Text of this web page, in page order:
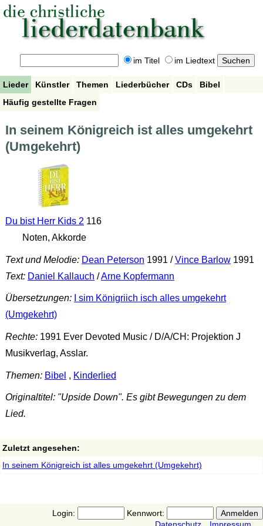
im Titel im Liedtext
Lieder Künstler Themen Liederbücher CDs
Bibel
Häufig gestellte Fragen
In seinem Königreich ist alles umgekehrt
(Umgekehrt)
Du bist Herr Kids 2 116
Noten, Akkorde
Text und Melodie: Dean Peterson 1991 /Vince Barlow1991
Text: Daniel Kallauch /Arne Kopfermann
Übersetzungen:
I sim Königriich isch alles umgekehrt
(Umgekehrt)
Rechte:1991 Ever Devoted Music / D/A/CH: Projektion J
Musikverlag, Asslar.
Themen: Bibel , Kinderlied
Originaltitel: "Upside Down". Es gibt Bewegungen zu dem
Lied.
Zuletzt angesehen:
In seinem Königreich ist alles umgekehrt (Umgekehrt)
Login:
Kennwort: